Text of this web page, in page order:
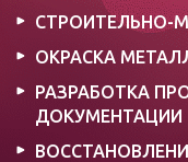
СТРОИТЕЛЬНО-
ОКРАСКА
РАЗРАБОТКА
ДОКУМЕНТАЦИИ